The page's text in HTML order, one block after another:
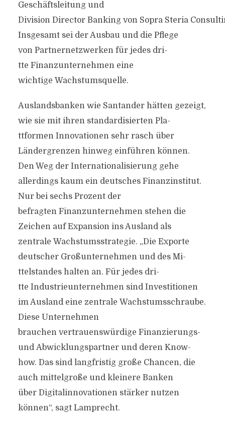
Geschäftsleitung und
Division Director Banking von Sopra Steria
Insgesamt sei der Ausbau und die Pflege
von Partnernetzwerken für jedes dri­
tte Finanzunternehmen eine
wichtige Wachstumsquelle.
Auslandsbanken wie Santander hätten gezeigt,
wie sie mit ihren standardisierten Pla­
ttformen Innovationen sehr rasch über
Ländergrenzen hinweg einführen können.
Den Weg der Internationalisierung gehe
allerdings kaum ein deutsches Finanzinstitut.
Nur bei sechs Prozent der
befragten Finanzunternehmen stehen die
Zeichen auf Expansion ins Ausland als
zentrale Wachstumsstrategie. „Die Exporte
deutscher Großunternehmen und des Mi­
ttelstandes halten an. Für jedes dri­
tte Industrieunternehmen sind Investitionen
im Ausland eine zentrale Wachstumsschraube.
Diese Unternehmen
brauchen vertrauenswürdige Finanzierungs-
und Abwicklungspartner und deren Know-
how. Das sind langfristig große Chancen, die
auch mi­ttelgroße und kleinere Banken
über Digitalinnovationen stärker nutzen
können“, sagt Lamprecht.